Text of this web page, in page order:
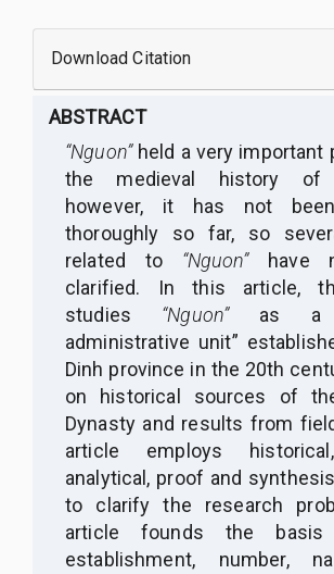
Download Citation
ABSTRACT
“Nguon”held a very important
the medieval history of
however, it has not
thoroughly so far, so
related to “Nguon”have
clarified.
In this article,
studies “Nguon”
as a
administrative unit”
Dinh province in the 20th
on historical sources of
Dynasty and results from
article employs
analytical, proof and
to clarify the research
article founds the
establishment, number,